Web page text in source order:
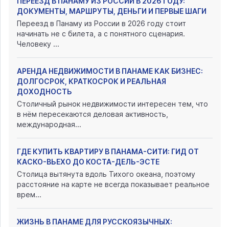
ДОКУМЕНТЫ, МАРШРУТЫ, ДЕНЬГИ И ПЕРВЫЕ ШАГИ
Переезд в Панаму из России в 2026 году стоит
начинать не с билета, а с понятного сценария.
Человеку ...
АРЕНДА НЕДВИЖИМОСТИ В ПАНАМЕ КАК БИЗНЕС:
ДОЛГОСРОК, КРАТКОСРОК И РЕАЛЬНАЯ
ДОХОДНОСТЬ
Столичный рынок недвижимости интересен тем, что
в нём пересекаются деловая активность,
международная...
ГДЕ КУПИТЬ КВАРТИРУ В ПАНАМА-СИТИ: ГИД ОТ
КАСКО-ВЬЕХО ДО КОСТА-ДЕЛЬ-ЭСТЕ
Столица вытянута вдоль Тихого океана, поэтому
расстояние на карте не всегда показывает реальное
врем...
ЖИЗНЬ В ПАНАМЕ ДЛЯ РУССКОЯЗЫЧНЫХ: